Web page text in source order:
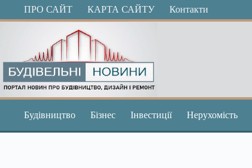
ПерейтиПРО САЙТ КАРТА САЙТУ Контакти
Будівництво Бізнес Інвестиції Нерухомість